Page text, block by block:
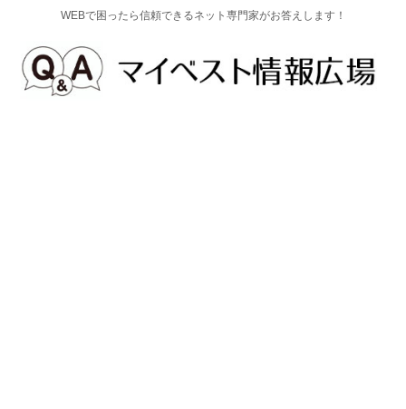
WEBで困ったら信頼できるネット専門家がお答えします！